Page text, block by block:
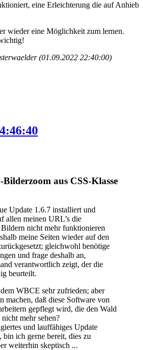
eine Erleichterung die auf Anhieb
wieder eine Möglichkeit zum lernen.
(01.09.2022 22:40:00)
aus CSS-Klasse
Update 1.6.7 installiert und
allen meinen URL’s die
nicht mehr funktionieren
meine Seiten wieder auf den
gleichwohl benötige
und frage deshalb an,
verantwortlich zeigt, der die
beurteilt.
WBCE sehr zufrieden; aber
machen, daß diese Software von
gepflegt wird, die den Wald
mehr sehen?
und lauffähiges Update
ich gerne bereit, dies zu
weiterhin skeptisch ...